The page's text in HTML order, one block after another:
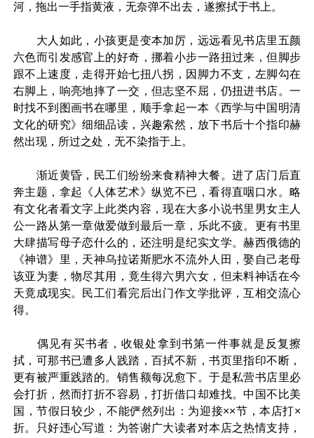
河，拖出一手指黄液，无奈弹不出去，遂擦拭于书上。
大人如此，小孩更是变本加厉，远远看见书店里五颜
六色而引发感官上的好奇，挪着小步一路扭过来，但脚步
跟不上速度，走得开始七扭八拐，因脚力不支，左脚勾在
右脚上，响亮地摔了一交，但志坚不屈，仍扭进书店。一
时找不到图画书在哪里，顺手拿起一本《西学与中国明清
文化的研究》细细品读，兴趣索然，放下书后十个指印赫
然出现，所过之处，无不染指于上。
渐近黄昏，民工们纷纷来食精神大餐。进了店门后直
奔主题，拿起《人体艺术》纵览不已，看得直咽口水。略
有文化者看文字上此类内容，现在大多小说书里男女主人
公一路从第一章做爱做到最后一章，乐此不疲。更有书里
大肆描写母子恋什么的，还注明是纪实文学。赫西俄德的
《神谱》里，天神乌拉诺斯肥水不流外人田，娶自己老母
该亚为妻，物尽其用，竟生得六男六女，但未料神话在今
天竟成现实。民工们看完后出门作文学批评，互相交流心
得。
偶见有买书者，收银处拿到书第一件事就是反复擦
拭，可那书已遭多人践踏，百拭不新，书页里指印不断，
更有被严重践踏的。销售额每况愈下。于是私营书店里必
会打折，然而打折不容易，打折借口却难找。中国不比美
国，节假日较少，不能俨然列出：为迎接××节，本店打×
折。只好违心写道：为答谢广大读者对本店之热情支持，